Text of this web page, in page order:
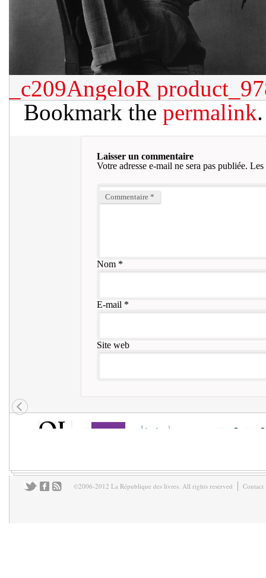
_c209AngeloR
Bookmark the permalink.
Laisser un commentaire
Votre adresse e-mail ne sera pas publiée. Les
Commentaire *
Nom*
E-mail *
Site web
©2006-2012 La République des livres. All rights reserved Contact